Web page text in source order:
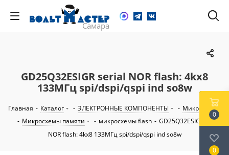
GD25Q32ESIGR serial NOR flash: 4kx8
133МГц spi/dspi/qspi ind so8w
Главная - Каталог - ЭЛЕКТРОННЫЕ КОМПОНЕНТЫ - Микросхемы
- Микросхемы памяти - микросхемы flash - GD25Q32ESIGR serial
NOR flash: 4kx8 133МГц spi/dspi/qspi ind so8w
0
0